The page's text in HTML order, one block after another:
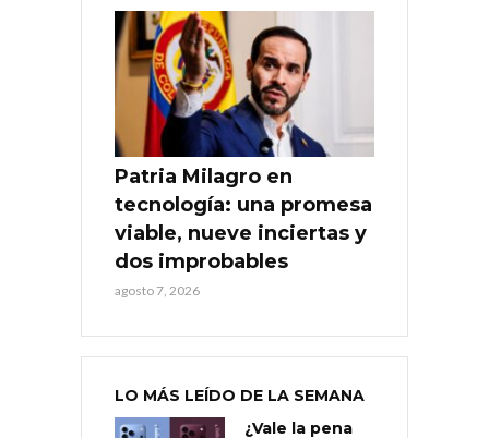
Patria Milagro en
tecnología: una promesa
viable, nueve inciertas y
dos improbables
agosto 7, 2026
LO MÁS LEÍDO DE LA SEMANA
¿Vale la pena